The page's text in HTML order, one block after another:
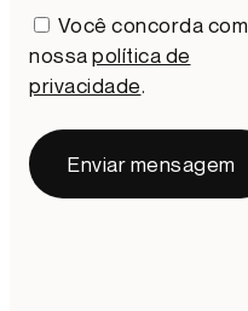
Você concorda com
nossapolítica de
privacidade.
Enviar mensagem